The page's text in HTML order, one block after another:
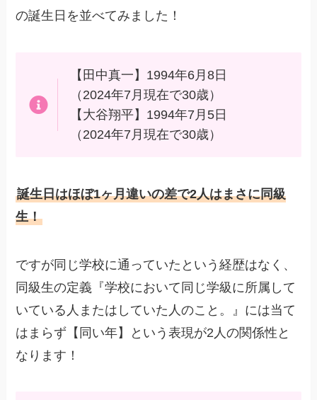
の誕生日を並べてみました！
【田中真一】1994年6月8日
（2024年7月現在で30歳）
【大谷翔平】1994年7月5日
（2024年7月現在で30歳）
誕生日はほぼ1ヶ月違いの差で2人はまさに同級
生！
ですが同じ学校に通っていたという経歴はなく、
同級生の定義『学校において同じ学級に所属して
いている人またはしていた人のこと。』には当て
はまらず【同い年】という表現が2人の関係性と
なります！